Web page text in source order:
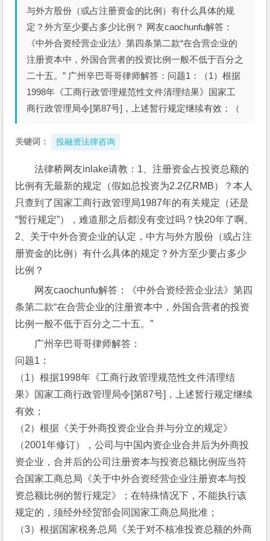
与外方股份（或占注册资金的比例）有什么具体的规
定？外方至少要占多少比例？ 网友caochunfu解答：
《中外合资经营企业法》第四条第二款“在合营企业的
注册资本中，外国合营者的投资比例一般不低于百分之
二十五。” 广州辛巴哥哥律师解答：问题1：（1）根据
1998年《工商行政管理规范性文件清理结果》国家工
商行政管理局令[第87号]，上述暂行规定继续有效；（
关键词： 投融资法律咨询
法律桥网友inlake请教：1、注册资金占投资总额的
比例有无最新的规定（假如总投资为2.2亿RMB）？本人
只查到了国家工商行政管理局1987年的有关规定（还是
“暂行规定”），难道那之后都没有变过吗？快20年了啊。
2、关于中外合资企业的认定，中方与外方股份（或占注
册资金的比例）有什么具体的规定？外方至少要占多少
比例？
网友caochunfu解答：《中外合资经营企业法》第四
条第二款“在合营企业的注册资本中，外国合营者的投资
比例一般不低于百分之二十五。”
广州辛巴哥哥律师解答：
问题1：
（1）根据1998年《工商行政管理规范性文件清理结
果》国家工商行政管理局令[第87号]，上述暂行规定继续
有效；
（2）根据《关于外商投资企业合并与分立的规定》
（2001年修订），公司与中国内资企业合并后为外商投
资企业，合并后的公司注册资本与投资总额比例应当符
合国家工商总局《关于中外合资经营企业注册资本与投
资总额比例的暂行规定》；在特殊情况下，不能执行该
规定的，须经外经贸部会同国家工商总局批准；
（3）根据国家税务总局《关于对不核准投资总额的外商